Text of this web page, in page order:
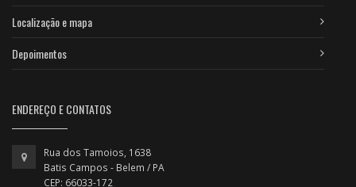
Localização e mapa
Depoimentos
ENDEREÇO E CONTATOS
Rua dos Tamoios, 1638
Batis Campos - Belem / PA
CEP: 66033-172